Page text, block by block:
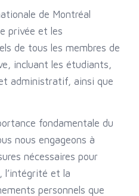
de Montréal
privée et les
de tous les membres de
incluant les étudiants,
administratif, ainsi que
fondamentale du
nous engageons à
nécessaires pour
l’intégrité et la
personnels que